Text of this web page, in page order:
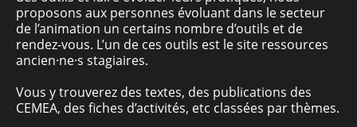
proposons aux personnes évoluant dans le secteur
de l’animation un certains nombre d’outils et de
rendez-vous. L’un de ces outils est le site ressources
ancien·ne·s stagiaires.
Vous y trouverez des textes, des publications des
CEMEA, des fiches d’activités, etc classées par thèmes.